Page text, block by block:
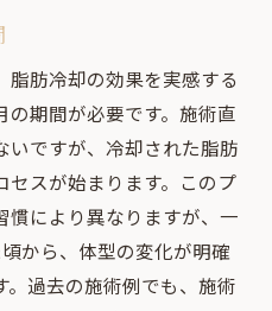
脂肪冷却の効果を実感する
の期間が必要です。施術直
いですが、冷却された脂肪
スが始まります。このプ
慣により異なりますが、一
から、体型の変化が明確
。過去の施術例でも、施術